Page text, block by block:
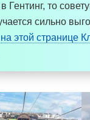
Гентинг, то
сильно
на этой странице